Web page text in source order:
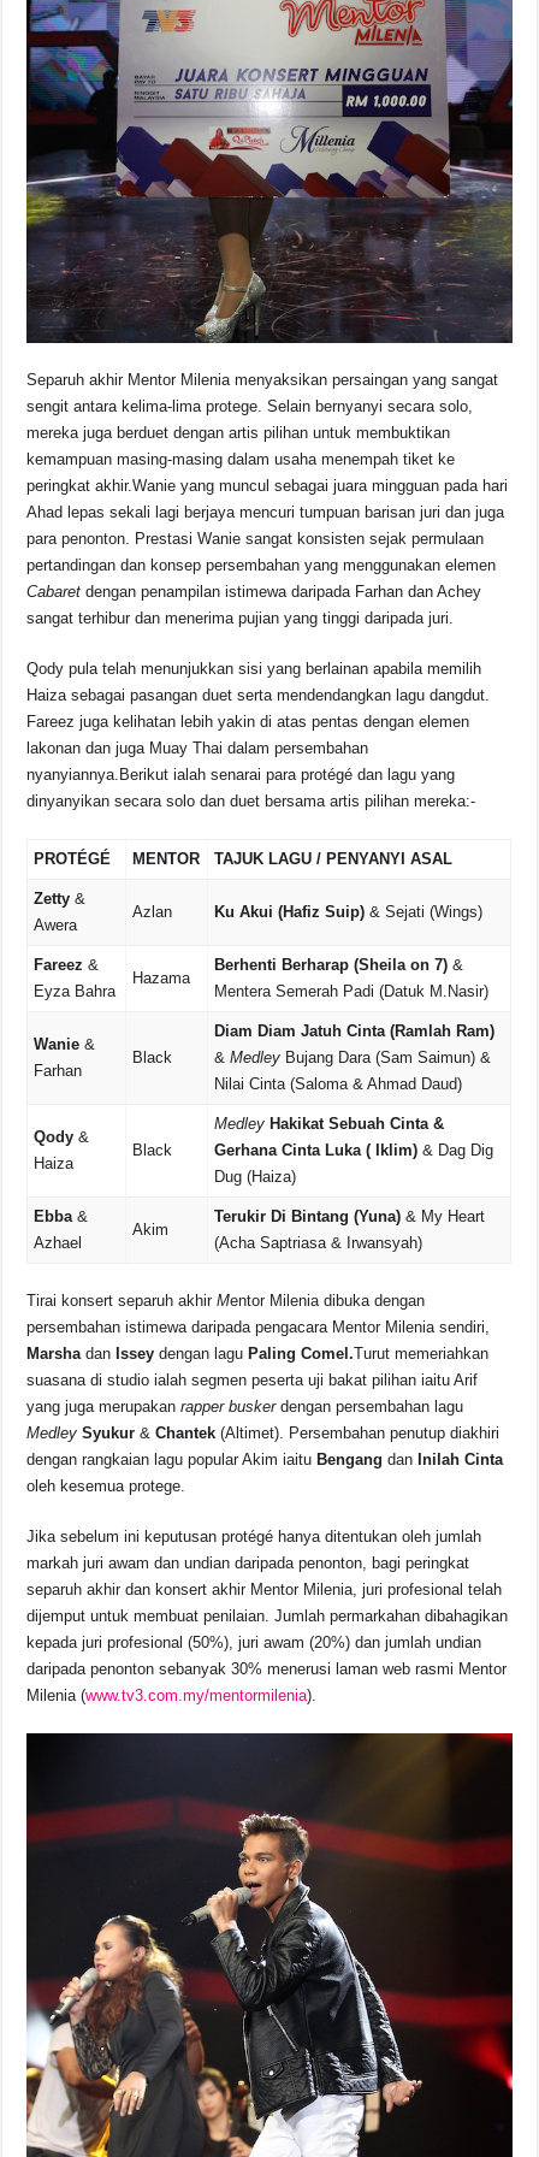
Separuh akhir Mentor Milenia menyaksikan persaingan yang sangat
sengit antara kelima-lima protege. Selain bernyanyi secara solo,
mereka juga berduet dengan artis pilihan untuk membuktikan
kemampuan masing-masing dalam usaha menempah tiket ke
peringkat akhir.Wanie yang muncul sebagai juara mingguan pada hari
Ahad lepas sekali lagi berjaya mencuri tumpuan barisan juri dan juga
para penonton. Prestasi Wanie sangat konsisten sejak permulaan
pertandingan dan konsep persembahan yang menggunakan elemen
Cabaret dengan penampilan istimewa daripada Farhan dan Achey
sangat terhibur dan menerima pujian yang tinggi daripada juri.
Qody pula telah menunjukkan sisi yang berlainan apabila memilih
Haiza sebagai pasangan duet serta mendendangkan lagu dangdut.
Fareez juga kelihatan lebih yakin di atas pentas dengan elemen
lakonan dan juga Muay Thai dalam persembahan
nyanyiannya.Berikut ialah senarai para protégé dan lagu yang
dinyanyikan secara solo dan duet bersama artis pilihan mereka:-
PROTÉGÉ MENTOR TAJUK LAGU / PENYANYI ASAL
Zetty&
Awera
Azlan Ku Akui (Hafiz Suip) & Sejati (Wings)
Fareez&
Eyza Bahra
Hazama
Berhenti Berharap (Sheila on 7) &
Mentera Semerah Padi (Datuk M.Nasir)
Wanie&
Farhan
Black
Diam Diam Jatuh Cinta (Ramlah Ram)
&Medley Bujang Dara (Sam Saimun) &
Nilai Cinta (Saloma & Ahmad Daud)
Qody&
Haiza
Black
Medley Hakikat Sebuah Cinta &
Gerhana Cinta Luka ( Iklim) & Dag Dig
Dug (Haiza)
Ebba&
Azhael
Akim
Terukir Di Bintang (Yuna)& My Heart
(Acha Saptriasa & Irwansyah)
Tirai konsert separuh akhir Mentor Milenia dibuka dengan
persembahan istimewa daripada pengacara Mentor Milenia sendiri,
Marsha dan Issey dengan lagu Paling Comel.Turut memeriahkan
suasana di studio ialah segmen peserta uji bakat pilihan iaitu Arif
yang juga merupakanrapper buskerdengan persembahan lagu
Medley Syukur &Chantek (Altimet). Persembahan penutup diakhiri
dengan rangkaian lagu popular Akim iaitu Bengangdan Inilah Cinta
oleh kesemua protege.
Jika sebelum ini keputusan protégé hanya ditentukan oleh jumlah
markah juri awam dan undian daripada penonton, bagi peringkat
separuh akhir dan konsert akhir Mentor Milenia, juri profesional telah
dijemput untuk membuat penilaian. Jumlah permarkahan dibahagikan
kepada juri profesional (50%), juri awam (20%) dan jumlah undian
daripada penonton sebanyak 30% menerusi laman web rasmi Mentor
Milenia (www.tv3.com.my/mentormilenia).